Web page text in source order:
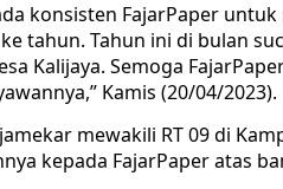
konsisten FajarPaper
tahun. Tahun ini di bulan
Kalijaya. Semoga
Kamis (20/04/2023).
mewakili RT 09 di
kepada FajarPaper atas